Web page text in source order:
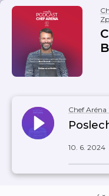
Chef
10. 6. 2024